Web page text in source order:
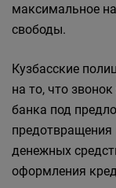
максимальное
свободы.
Кузбасские
на то, что
банка под
предотвращения
денежных
оформления